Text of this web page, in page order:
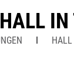
IN